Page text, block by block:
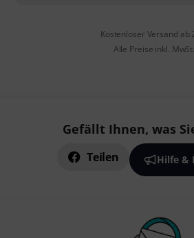
Kostenloser Versand ab
Alle Preise inkl. MwSt.
Gefällt Ihnen, was
Teilen Hilfe &